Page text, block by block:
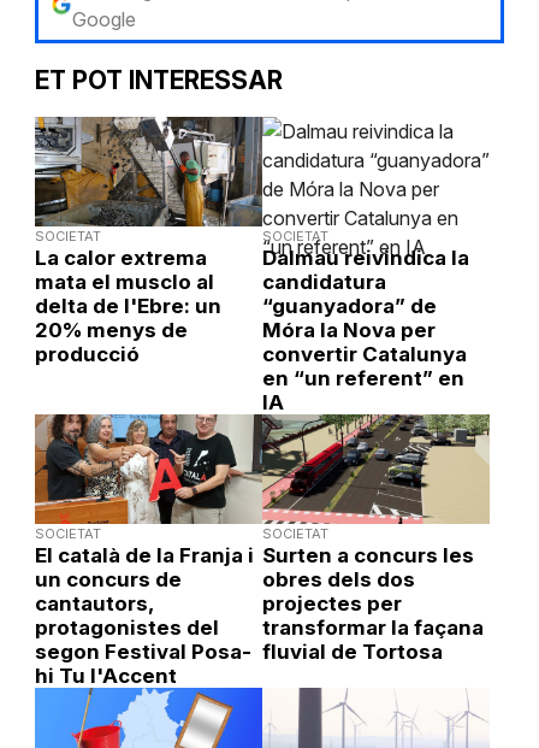
Google
ET POT INTERESSAR
SOCIETAT
La calor extrema
mata el musclo al
delta de l'Ebre: un
20% menys de
producció
SOCIETAT
Dalmau reivindica la
candidatura
“guanyadora” de
Móra la Nova per
convertir Catalunya
en “un referent” en
IA
SOCIETAT
El català de la Franja i
un concurs de
cantautors,
protagonistes del
segon Festival Posa-
hi Tu l'Accent
SOCIETAT
Surten a concurs les
obres dels dos
projectes per
transformar la façana
fluvial de Tortosa